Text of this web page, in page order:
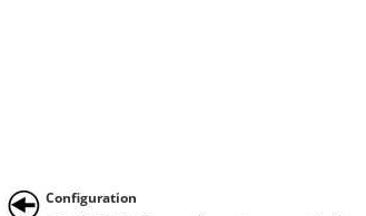
Configuration